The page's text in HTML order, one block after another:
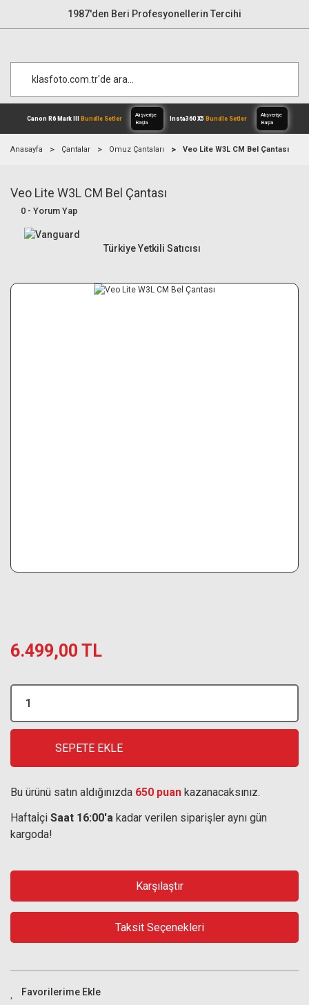
1987'den Beri Profesyonellerin Tercihi
Canon R6 Mark IIIBundle Setler
Anasayfa Çantalar Omuz Çantaları Veo Lite W3L CM Bel Çantası
Veo Lite W3L CM Bel Çantası
0 - Yorum Yap
Türkiye Yetkili Satıcısı
6.499,00 TL
SEPETE EKLE
Bu ürünü satın aldığınızda 650 puan kazanacaksınız.
Haftaİçi Saat 16:00'a kadar verilen siparişler aynı gün
kargoda!
Karşılaştır
Taksit Seçenekleri